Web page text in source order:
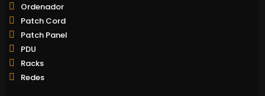
Ordenador
Patch Cord
Patch Panel
PDU
Racks
Redes